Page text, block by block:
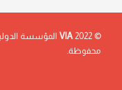
© 2022
VIA المؤسسة
محفوظة.